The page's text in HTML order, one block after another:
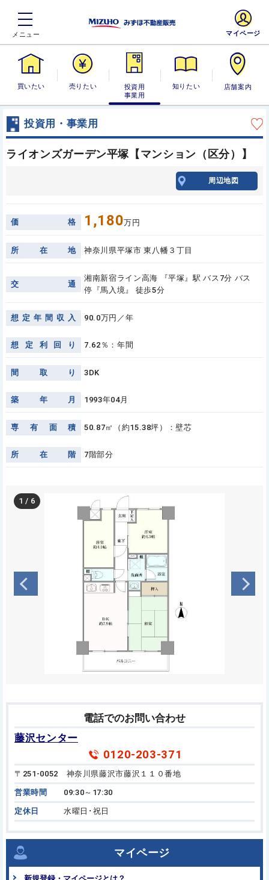
買いたい 売りたい
投資用・事業
用
知りたい 店舗案内
マイページ
投資用・事業用
ライオンズガーデン平塚【マンション（区分）】
周辺地図
価 格 1,180万円
所 在 地 神奈川県平塚市 東八幡３丁目
交 通
湘南新宿ライン高海 『平塚』駅 バス7分 バス
停『馬入境』 徒歩5分
想 定 年 間 収 入 90.0万円／年
想 定 利 回 り 7.62％：年間
間 取 り 3DK
築 年 月 1993年04月
専 有 面 積 50.87㎡（約15.38坪）：壁芯
所 在 階 7階部分
1 / 6
電話でのお問い合わせ
藤沢センター
0120-203-371
〒251-0052 神奈川県藤沢市藤沢１１０番地
営業時間 09:30～17:30
定休日 水曜日･祝日
マイページ